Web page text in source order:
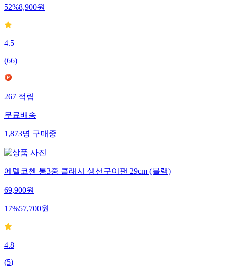
52%8,900원
4.5
(66)
267 적립
무료배송
1,873명 구매중
에델코첸 통3중 클래시 생선구이팬 29cm (블랙)
69,900원
17%57,700원
4.8
(5)